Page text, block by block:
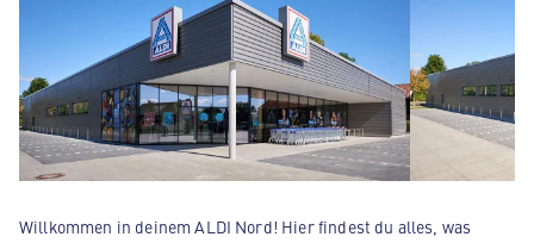
Willkommen in deinem ALDI Nord! Hier findest du alles, was